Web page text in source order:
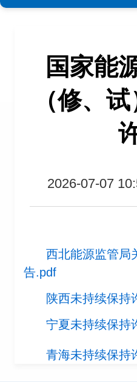
国家能
（修、
2026-07-07
西北能源监管局
告.pdf
陕西未持续保持
宁夏未持续保持
青海未持续保持